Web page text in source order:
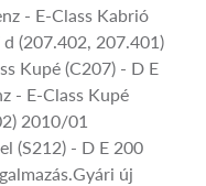
- E-Class Kabrió
(207.402, 207.401)
Kupé (C207) - D E
- E-Class Kupé
2010/01
(S212) - D E 200
új